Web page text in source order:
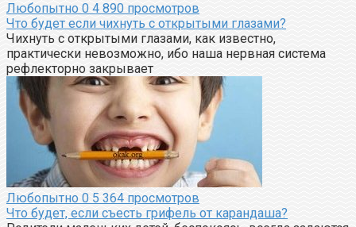
Любопытно 0 4 890 просмотров
Что будет если чихнуть с открытыми глазами?
Чихнуть с открытыми глазами, как известно,
практически невозможно, ибо наша нервная система
рефлекторно закрывает
Любопытно 0 5 364 просмотров
Что будет, если съесть грифель от карандаша?